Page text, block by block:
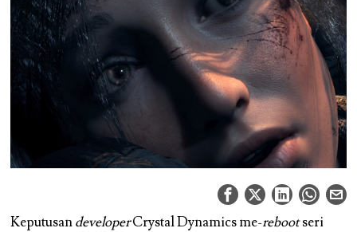
KeputusandeveloperCrystal Dynamics me-rebootseri